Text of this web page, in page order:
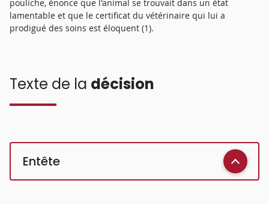
pouliche, énonce que l'animal se trouvait dans un état
lamentable et que le certificat du vétérinaire qui lui a
prodigué des soins est éloquent (1).
Texte de la décision
Entête